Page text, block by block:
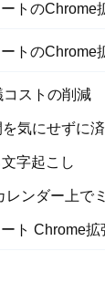
トのChrome
トのChrome
コストの削減
気にせずに
字起こし
レンダー上で
ト Chrome